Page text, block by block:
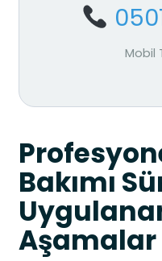
Mobil
Bakımı
Aşamalar